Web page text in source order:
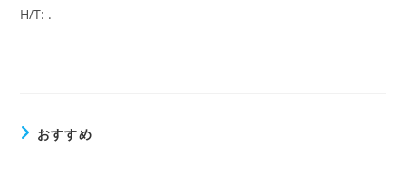
H/T: .
おすすめ